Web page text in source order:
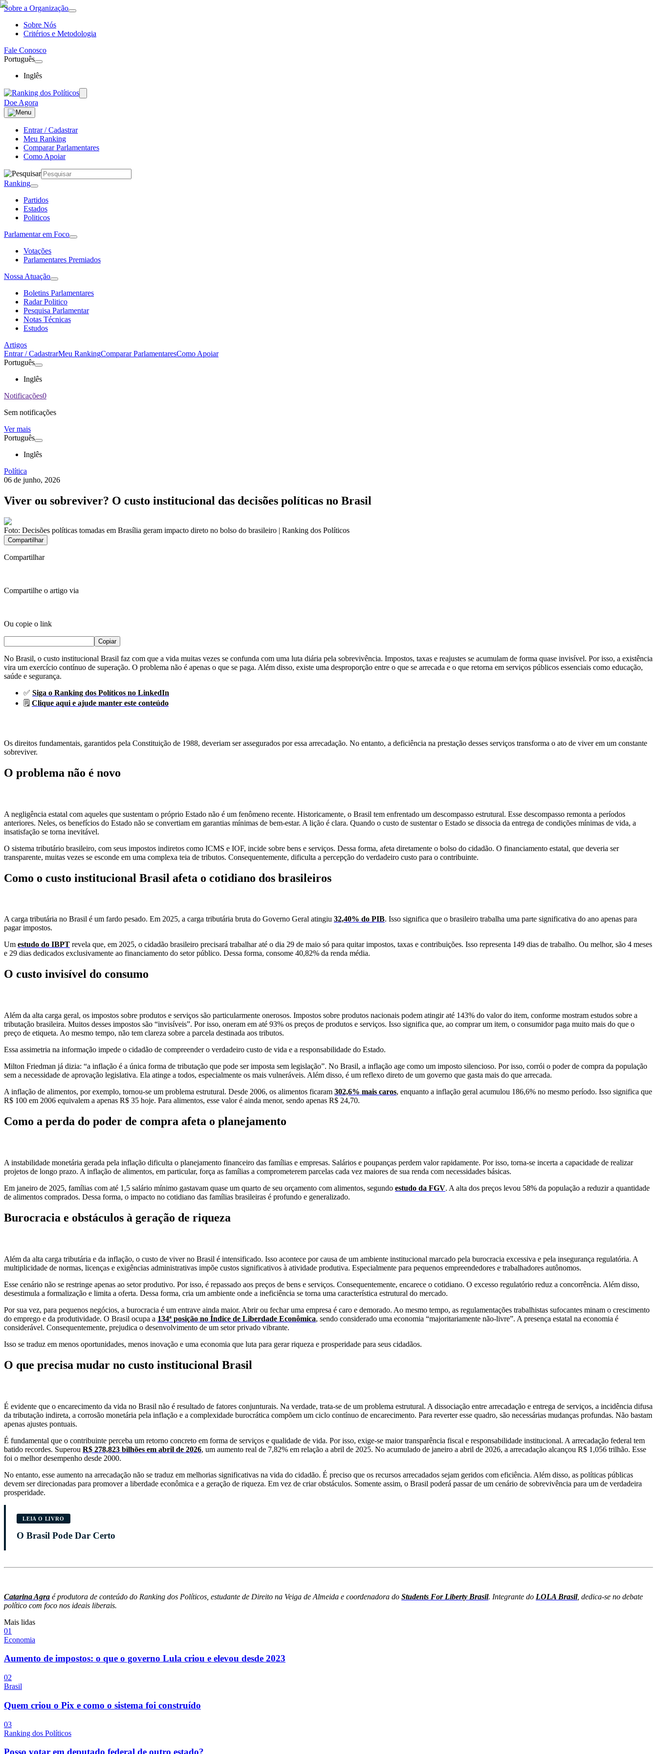
Sobre a Organização
Sobre Nós
Critérios e Metodologia
Fale Conosco
Português
Inglês
Doe Agora
Entrar / Cadastrar
Meu Ranking
Comparar Parlamentares
Como Apoiar
Ranking
Partidos
Estados
Politicos
Parlamentar em Foco
Votações
Parlamentares Premiados
Nossa Atuação
Boletins Parlamentares
Radar Politico
Pesquisa Parlamentar
Notas Técnicas
Estudos
Artigos
Entrar / CadastrarMeu RankingComparar ParlamentaresComo Apoiar
Português
Inglês
Notificações0
Sem notificações
Ver mais
Português
Inglês
Política
06 de junho, 2026
Viver ou sobreviver? O custo institucional das decisões políticas no Brasil
Foto: Decisões políticas tomadas em Brasília geram impacto direto no bolso do brasileiro | Ranking dos Políticos
Compartilhar
Compartilhar
Compartilhe o artigo via
Ou copie o link
Copiar
No Brasil, o custo institucional Brasil faz com que a vida muitas vezes se confunda com uma luta diária pela sobrevivência. Impostos, taxas e reajustes se acumulam de forma quase invisível. Por isso, a existência
vira um exercício contínuo de superação. O problema não é apenas o que se paga. Além disso, existe uma desproporção entre o que se arrecada e o que retorna em serviços públicos essenciais como educação,
saúde e segurança.
✅ Siga o Ranking dos Políticos no LinkedIn
🗒️ Clique aqui e ajude manter este conteúdo
Os direitos fundamentais, garantidos pela Constituição de 1988, deveriam ser assegurados por essa arrecadação. No entanto, a deficiência na prestação desses serviços transforma o ato de viver em um constante
sobreviver.
O problema não é novo
A negligência estatal com aqueles que sustentam o próprio Estado não é um fenômeno recente. Historicamente, o Brasil tem enfrentado um descompasso estrutural. Esse descompasso remonta a períodos
anteriores. Neles, os benefícios do Estado não se convertiam em garantias mínimas de bem-estar. A lição é clara. Quando o custo de sustentar o Estado se dissocia da entrega de condições mínimas de vida, a
insatisfação se torna inevitável.
O sistema tributário brasileiro, com seus impostos indiretos como ICMS e IOF, incide sobre bens e serviços. Dessa forma, afeta diretamente o bolso do cidadão. O financiamento estatal, que deveria ser
transparente, muitas vezes se esconde em uma complexa teia de tributos. Consequentemente, dificulta a percepção do verdadeiro custo para o contribuinte.
Como o custo institucional Brasil afeta o cotidiano dos brasileiros
A carga tributária no Brasil é um fardo pesado. Em 2025, a carga tributária bruta do Governo Geral atingiu 32,40% do PIB. Isso significa que o brasileiro trabalha uma parte significativa do ano apenas para
pagar impostos.
Um estudo do IBPT revela que, em 2025, o cidadão brasileiro precisará trabalhar até o dia 29 de maio só para quitar impostos, taxas e contribuições. Isso representa 149 dias de trabalho. Ou melhor, são 4 meses
e 29 dias dedicados exclusivamente ao financiamento do setor público. Dessa forma, consome 40,82% da renda média.
O custo invisível do consumo
Além da alta carga geral, os impostos sobre produtos e serviços são particularmente onerosos. Impostos sobre produtos nacionais podem atingir até 143% do valor do item, conforme mostram estudos sobre a
tributação brasileira. Muitos desses impostos são “invisíveis”. Por isso, oneram em até 93% os preços de produtos e serviços. Isso significa que, ao comprar um item, o consumidor paga muito mais do que o
preço de etiqueta. Ao mesmo tempo, não tem clareza sobre a parcela destinada aos tributos.
Essa assimetria na informação impede o cidadão de compreender o verdadeiro custo de vida e a responsabilidade do Estado.
Milton Friedman já dizia: “a inflação é a única forma de tributação que pode ser imposta sem legislação”. No Brasil, a inflação age como um imposto silencioso. Por isso, corrói o poder de compra da população
sem a necessidade de aprovação legislativa. Ela atinge a todos, especialmente os mais vulneráveis. Além disso, é um reflexo direto de um governo que gasta mais do que arrecada.
A inflação de alimentos, por exemplo, tornou-se um problema estrutural. Desde 2006, os alimentos ficaram 302,6% mais caros, enquanto a inflação geral acumulou 186,6% no mesmo período. Isso significa que
R$ 100 em 2006 equivalem a apenas R$ 35 hoje. Para alimentos, esse valor é ainda menor, sendo apenas R$ 24,70.
Como a perda do poder de compra afeta o planejamento
A instabilidade monetária gerada pela inflação dificulta o planejamento financeiro das famílias e empresas. Salários e poupanças perdem valor rapidamente. Por isso, torna-se incerta a capacidade de realizar
projetos de longo prazo. A inflação de alimentos, em particular, força as famílias a comprometerem parcelas cada vez maiores de sua renda com necessidades básicas.
Em janeiro de 2025, famílias com até 1,5 salário mínimo gastavam quase um quarto de seu orçamento com alimentos, segundo estudo da FGV. A alta dos preços levou 58% da população a reduzir a quantidade
de alimentos comprados. Dessa forma, o impacto no cotidiano das famílias brasileiras é profundo e generalizado.
Burocracia e obstáculos à geração de riqueza
Além da alta carga tributária e da inflação, o custo de viver no Brasil é intensificado. Isso acontece por causa de um ambiente institucional marcado pela burocracia excessiva e pela insegurança regulatória. A
multiplicidade de normas, licenças e exigências administrativas impõe custos significativos à atividade produtiva. Especialmente para pequenos empreendedores e trabalhadores autônomos.
Esse cenário não se restringe apenas ao setor produtivo. Por isso, é repassado aos preços de bens e serviços. Consequentemente, encarece o cotidiano. O excesso regulatório reduz a concorrência. Além disso,
desestimula a formalização e limita a oferta. Dessa forma, cria um ambiente onde a ineficiência se torna uma característica estrutural do mercado.
Por sua vez, para pequenos negócios, a burocracia é um entrave ainda maior. Abrir ou fechar uma empresa é caro e demorado. Ao mesmo tempo, as regulamentações trabalhistas sufocantes minam o crescimento
do emprego e da produtividade. O Brasil ocupa a 134ª posição no Índice de Liberdade Econômica, sendo considerado uma economia “majoritariamente não-livre”. A presença estatal na economia é
considerável. Consequentemente, prejudica o desenvolvimento de um setor privado vibrante.
Isso se traduz em menos oportunidades, menos inovação e uma economia que luta para gerar riqueza e prosperidade para seus cidadãos.
O que precisa mudar no custo institucional Brasil
É evidente que o encarecimento da vida no Brasil não é resultado de fatores conjunturais. Na verdade, trata-se de um problema estrutural. A dissociação entre arrecadação e entrega de serviços, a incidência difusa
da tributação indireta, a corrosão monetária pela inflação e a complexidade burocrática compõem um ciclo contínuo de encarecimento. Para reverter esse quadro, são necessárias mudanças profundas. Não bastam
apenas ajustes pontuais.
É fundamental que o contribuinte perceba um retorno concreto em forma de serviços e qualidade de vida. Por isso, exige-se maior transparência fiscal e responsabilidade institucional. A arrecadação federal tem
batido recordes. Superou R$ 278,823 bilhões em abril de 2026, um aumento real de 7,82% em relação a abril de 2025. No acumulado de janeiro a abril de 2026, a arrecadação alcançou R$ 1,056 trilhão. Esse
foi o melhor desempenho desde 2000.
No entanto, esse aumento na arrecadação não se traduz em melhorias significativas na vida do cidadão. É preciso que os recursos arrecadados sejam geridos com eficiência. Além disso, as políticas públicas
devem ser direcionadas para promover a liberdade econômica e a geração de riqueza. Em vez de criar obstáculos. Somente assim, o Brasil poderá passar de um cenário de sobrevivência para um de verdadeira
prosperidade.
LEIA O LIVRO
O Brasil Pode Dar Certo
Catarina Agra é produtora de conteúdo do Ranking dos Políticos, estudante de Direito na Veiga de Almeida e coordenadora do Students For Liberty Brasil. Integrante do LOLA Brasil, dedica-se no debate
político com foco nos ideais liberais.
Mais lidas
01
Economia
Aumento de impostos: o que o governo Lula criou e elevou desde 2023
02
Brasil
Quem criou o Pix e como o sistema foi construído
03
Ranking dos Políticos
Posso votar em deputado federal de outro estado?